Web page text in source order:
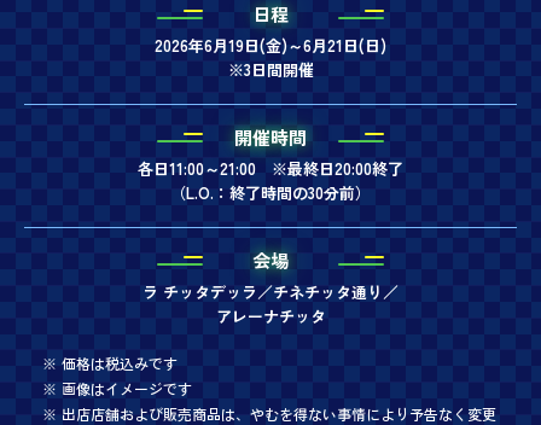
日程
2026年6月19日(金)～6月21日(日)
※3日間開催
開催時間
各日11:00～21:00 ※最終日20:00終了
（L.O.：終了時間の30分前）
会場
ラ チッタデッラ／チネチッタ通り／
アレーナチッタ
価格は税込みです
画像はイメージです
出店店舗および販売商品は、やむを得ない事情により予告なく変更